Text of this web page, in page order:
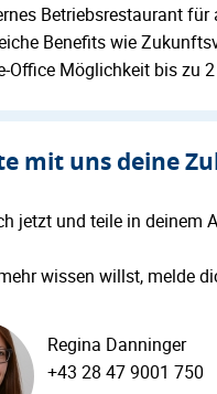
Betriebsrestaurant für
Benefits wie
Office Möglichkeit bis zu
mit uns deine
jetzt und teile in deinem
wissen willst, melde
Regina Danninger
+43 28 47 9001 750